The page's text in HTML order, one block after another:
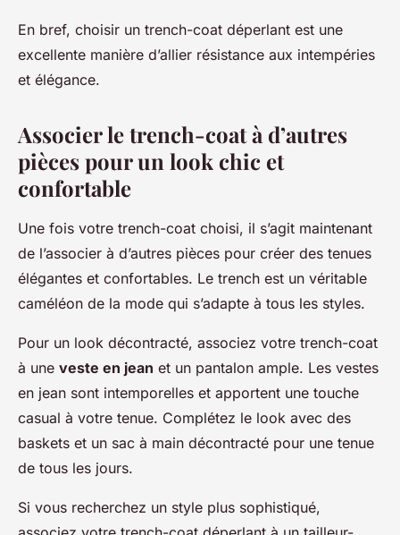
En bref, choisir un trench-coat déperlant est une
excellente manière d’allier résistance aux intempéries
et élégance.
Associer le trench-coat à d’autres
pièces pour un look chic et
confortable
Une fois votre trench-coat choisi, il s’agit maintenant
de l’associer à d’autres pièces pour créer des tenues
élégantes et confortables. Le trench est un véritable
caméléon de la mode qui s’adapte à tous les styles.
Pour un look décontracté, associez votre trench-coat
à une veste en jean et un pantalon ample. Les vestes
en jean sont intemporelles et apportent une touche
casual à votre tenue. Complétez le look avec des
baskets et un sac à main décontracté pour une tenue
de tous les jours.
Si vous recherchez un style plus sophistiqué,